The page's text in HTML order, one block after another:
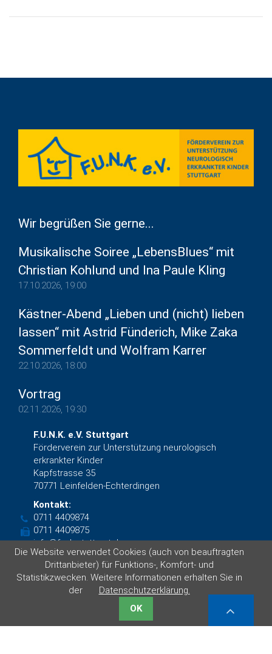
Wir begrüßen Sie gerne...
Musikalische Soiree „LebensBlues“ mit
Christian Kohlund und Ina Paule Kling
17.10.2026, 19:00
Kästner-Abend „Lieben und (nicht) lieben
lassen“ mit Astrid Fünderich, Mike Zaka
Sommerfeldt und Wolfram Karrer
22.10.2026, 18:00
Vortrag
02.11.2026, 19:30
F.U.N.K. e.V. Stuttgart
Förderverein zur Unterstützung neurologisch
erkrankter Kinder
Kapfstrasse 35
70771 Leinfelden-Echterdingen
Kontakt:
0711 4409874
0711 4409875
info@funk-stuttgart.de
Facebook
© F.U.N.K. e.V. Stuttgart 2019 vonDAS KONZEPT GmbH|
Datenschutzerklärung
Die Website verwendet Cookies (auch von beauftragten
Drittanbieter) für Funktions-, Komfort- und
Statistikzwecken. Weitere Informationen erhalten Sie in
der
Datenschutzerklärung.
OK